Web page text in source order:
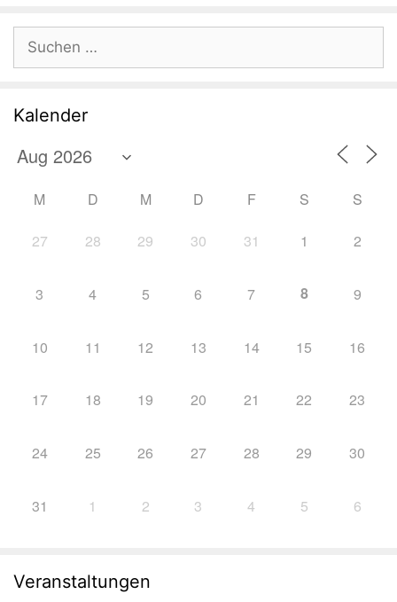
nach:
Kalender
M D M D F S S
27 28 29 30 31 1 2
3 4 5 6 7 8 9
10 11 12 13 14 15 16
17 18 19 20 21 22 23
24 25 26 27 28 29 30
31 1 2 3 4 5 6
Veranstaltungen